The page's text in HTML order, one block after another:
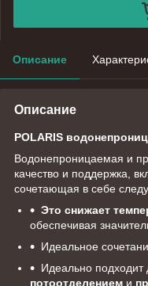
Описание
Описание
POLARIS
Водонепроницаемая и
качество и поддержка,
сочетающая в себе
Это снижает
обеспечивая
Идеальное
Идеально подходит
потоотделением и